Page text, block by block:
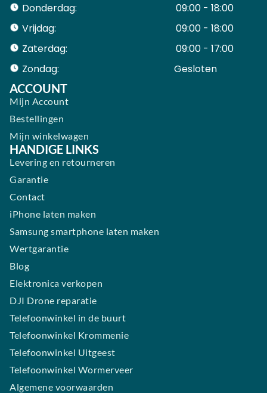
Donderdag:
09:00 - 18:00
Vrijdag:
09:00 - 18:00
Zaterdag:
09:00 - 17:00
Zondag:
Gesloten ​ ​ ​ ​ ​ ​ ​
ACCOUNT
Mijn Account
Bestellingen
Mijn winkelwagen
HANDIGE LINKS
Levering en retourneren
Garantie
Contact
iPhone laten maken
Samsung smartphone laten maken
Wertgarantie
Blog
Elektronica verkopen
DJI Drone reparatie
Telefoonwinkel in de buurt
Telefoonwinkel Krommenie
Telefoonwinkel Uitgeest
Telefoonwinkel Wormerveer
Algemene voorwaarden